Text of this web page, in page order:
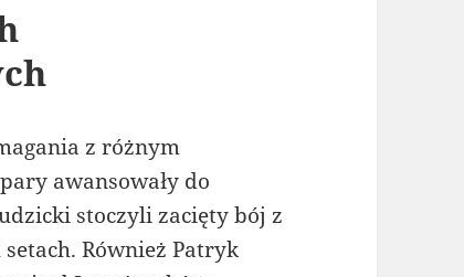
z różnym
awansowały do
stoczyli zacięty bój z
Również Patryk